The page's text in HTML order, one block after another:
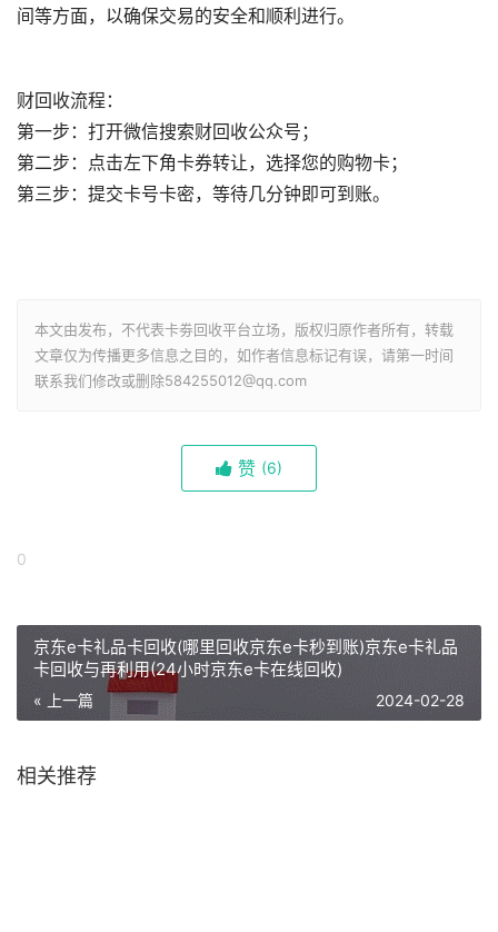
间等方面，以确保交易的安全和顺利进行。
财回收流程：
第一步：打开微信搜索财回收公众号；
第二步：点击左下角卡券转让，选择您的购物卡；
第三步：提交卡号卡密，等待几分钟即可到账。
本文由发布，不代表卡劵回收平台立场，版权归原作者所有，转载
文章仅为传播更多信息之目的，如作者信息标记有误，请第一时间
联系我们修改或删除584255012@qq.com
赞 (6)
0
京东e卡礼品卡回收(哪里回收京东e卡秒到账)京东e卡礼品
卡回收与再利用(24小时京东e卡在线回收)
« 上一篇 2024-02-28
相关推荐